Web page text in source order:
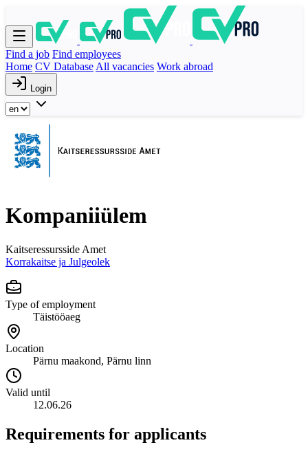
Find a job Find employees
Home CV Database All vacancies Work abroad
Login
Kompaniiülem
Kaitseressursside Amet
Korrakaitse ja Julgeolek
Type of employment
Täistööaeg
Location
Pärnu maakond, Pärnu linn
Valid until
12.06.26
Requirements for applicants